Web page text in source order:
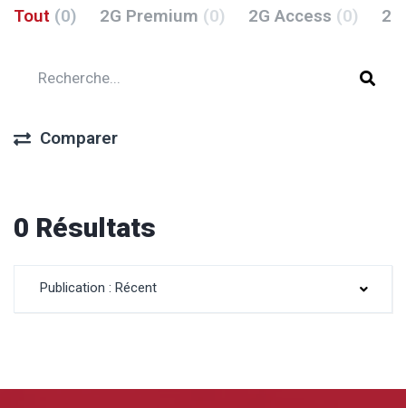
Tout (0) 2G Premium (0) 2G Access (0)
Comparer
0 Résultats
Publication : Récent